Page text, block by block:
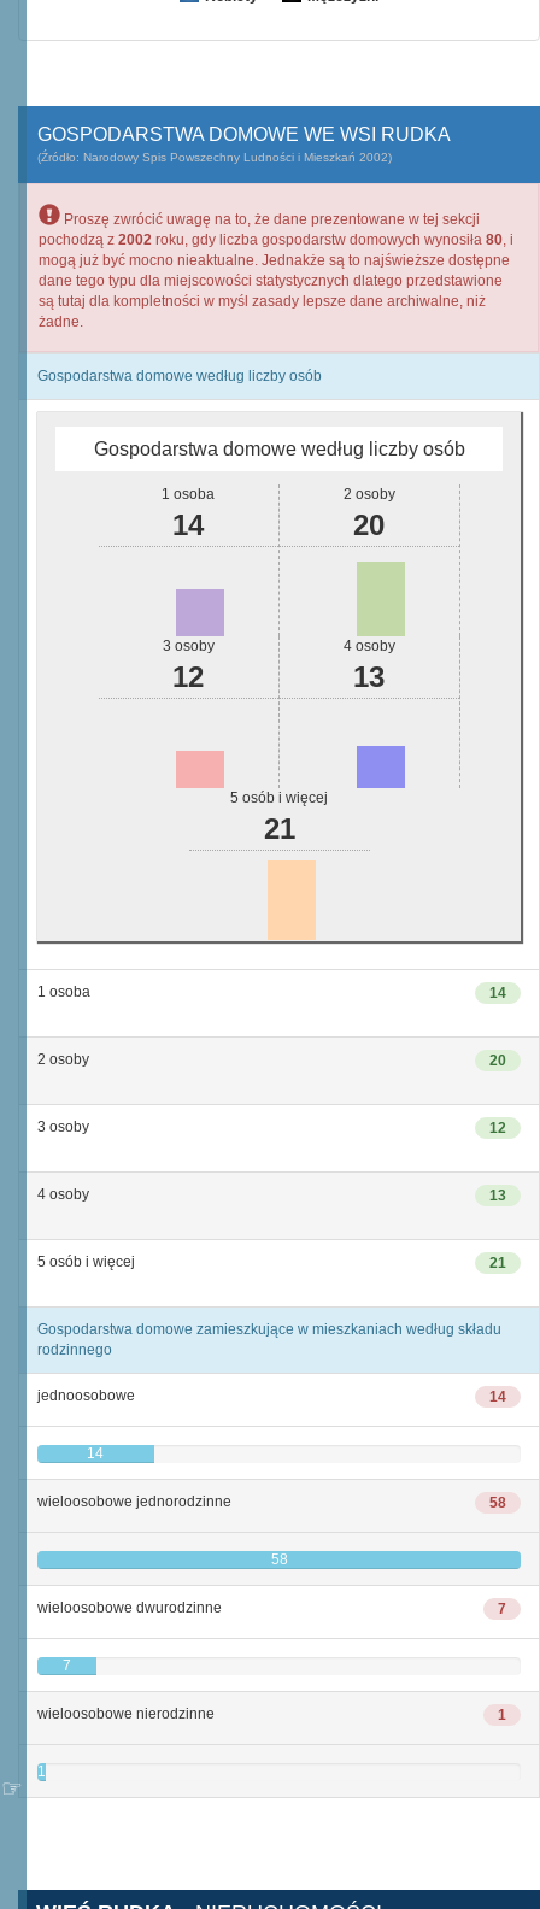
GOSPODARSTWA DOMOWE WE WSI RUDKA
(Źródło: Narodowy Spis Powszechny Ludności i Mieszkań 2002)
Proszę zwrócić uwagę na to, że dane prezentowane w tej sekcji
pochodzą z 2002 roku, gdy liczba gospodarstw domowych wynosiła 80, i
mogą już być mocno nieaktualne. Jednakże są to najświeższe dostępne
dane tego typu dla miejscowości statystycznych dlatego przedstawione
są tutaj dla kompletności w myśl zasady lepsze dane archiwalne, niż
żadne.
Gospodarstwa domowe według liczby osób
Gospodarstwa domowe według liczby osób
1 osoba
14
2 osoby
20
3 osoby
12
4 osoby
13
5 osób i więcej
21
14
1 osoba
20
2 osoby
12
3 osoby
13
4 osoby
21
5 osób i więcej
Gospodarstwa domowe zamieszkujące w mieszkaniach według składu
rodzinnego
14
jednoosobowe
14
58
wieloosobowe jednorodzinne
58
7
wieloosobowe dwurodzinne
7
1
wieloosobowe nierodzinne
1